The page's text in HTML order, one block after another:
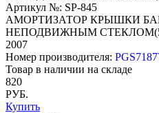
Артикул №: SP-845
АМОРТИЗАТОР КРЫШКИ
НЕПОДВИЖНЫМ
2007
Номер производителя:
Товар в наличии на складе
820
РУБ.
Купить